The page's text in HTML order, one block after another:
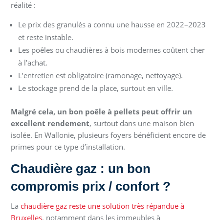
réalité :
Le prix des granulés a connu une hausse en 2022–2023
et reste instable.
Les poêles ou chaudières à bois modernes coûtent cher
à l’achat.
L’entretien est obligatoire (ramonage, nettoyage).
Le stockage prend de la place, surtout en ville.
Malgré cela, un bon poêle à pellets peut offrir un
excellent rendement, surtout dans une maison bien
isolée. En Wallonie, plusieurs foyers bénéficient encore de
primes pour ce type d’installation.
Chaudière gaz : un bon
compromis prix / confort ?
La chaudière gaz reste une solution très répandue à
Bruxelles, notamment dans les immeubles à